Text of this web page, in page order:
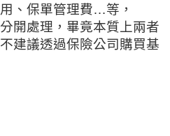
、保單管理費…等，
開處理，畢竟本質上兩者
建議透過保險公司購買基